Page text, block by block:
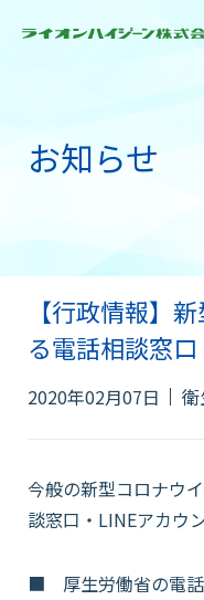
私たちの強み・使命
感染防止対策・食品
製品情報
お知らせ
【行政情報】
る電話相談窓
2020年02月07日
今般の新型コロナウ
談窓口・LINEアカウ
■ 厚生労働省の電話